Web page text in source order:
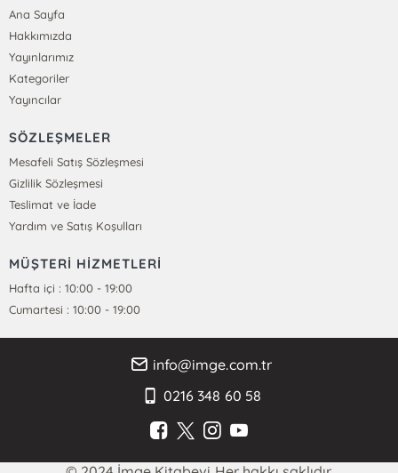
Ana Sayfa
Hakkımızda
Yayınlarımız
Kategoriler
Yayıncılar
SÖZLEŞMELER
Mesafeli Satış Sözleşmesi
Gizlilik Sözleşmesi
Teslimat ve İade
Yardım ve Satış Koşulları
MÜŞTERİ HİZMETLERİ
Hafta içi : 10:00 - 19:00
Cumartesi : 10:00 - 19:00
info@imge.com.tr
0216 348 60 58